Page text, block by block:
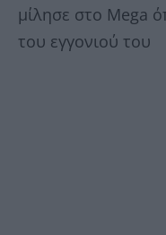
μίλησε στο Mega
του εγγονιού του